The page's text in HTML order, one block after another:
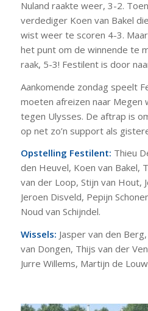
Nuland raakte weer, 3-2.
verdediger Koen van Bakel
wist weer te scoren 4-3.
het punt om de winnende te
raak, 5-3! Festilent is door
Aankomende zondag speelt
moeten afreizen naar Megen
tegen Ulysses. De aftrap is
op net zo’n support als
Opstelling Festilent: Thieu
den Heuvel, Koen van Bakel,
van der Loop, Stijn van Hout,
Jeroen Disveld, Pepijn
Noud van Schijndel.
Wissels: Jasper van den
van Dongen, Thijs van der
Jurre Willems, Martijn de